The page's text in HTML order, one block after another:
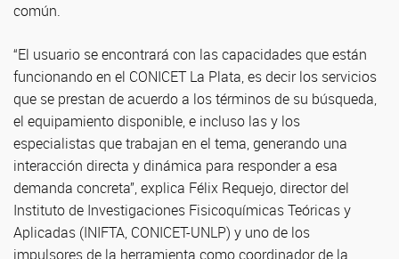
común.
“El usuario se encontrará con las capacidades que están
funcionando en el CONICET La Plata, es decir los servicios
que se prestan de acuerdo a los términos de su búsqueda,
el equipamiento disponible, e incluso las y los
especialistas que trabajan en el tema, generando una
interacción directa y dinámica para responder a esa
demanda concreta”, explica Félix Requejo, director del
Instituto de Investigaciones Fisicoquímicas Teóricas y
Aplicadas (INIFTA, CONICET-UNLP) y uno de los
impulsores de la herramienta como coordinador de la